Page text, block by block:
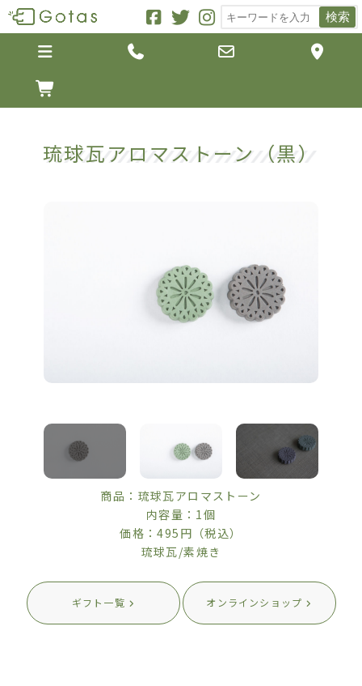
検索
   

琉球瓦アロマストーン（黒）
商品：琉球瓦アロマストーン
内容量：1個
価格：495円（税込）
琉球瓦/素焼き
ギフト一覧 オンラインショップ